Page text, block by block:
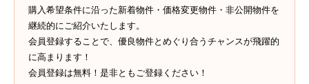
購入希望条件に沿った新着物件・価格変更物件・非公開物件を
継続的にご紹介いたします。
会員登録することで、優良物件とめぐり合うチャンスが飛躍的
に高まります！
会員登録は無料！是非ともご登録ください！